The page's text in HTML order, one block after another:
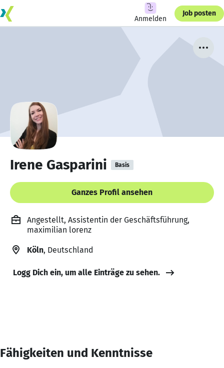
Anmelden
Job posten
Irene Gasparini Basis
Ganzes Profil ansehen
Angestellt, Assistentin der Geschäftsführung,
maximilian lorenz
Köln, Deutschland
Logg Dich ein, um alle Einträge zu sehen.
Fähigkeiten und Kenntnisse